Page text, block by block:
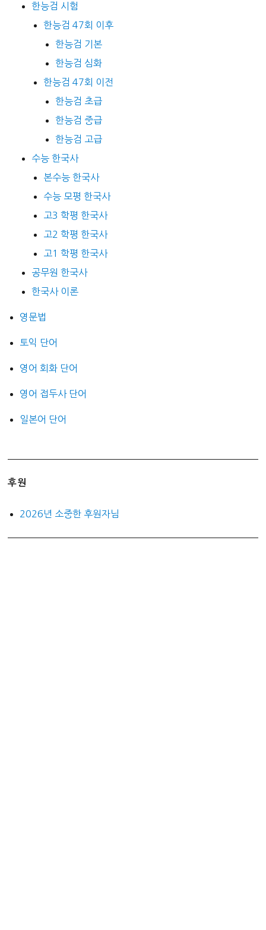
한능검 시험
한능검 47회 이후
한능검 기본
한능검 심화
한능검 47회 이전
한능검 초급
한능검 중급
한능검 고급
수능 한국사
본수능 한국사
수능 모평 한국사
고3 학평 한국사
고2 학평 한국사
고1 학평 한국사
공무원 한국사
한국사 이론
영문법
토익 단어
영어 회화 단어
영어 접두사 단어
일본어 단어
후원
2026년 소중한 후원자님